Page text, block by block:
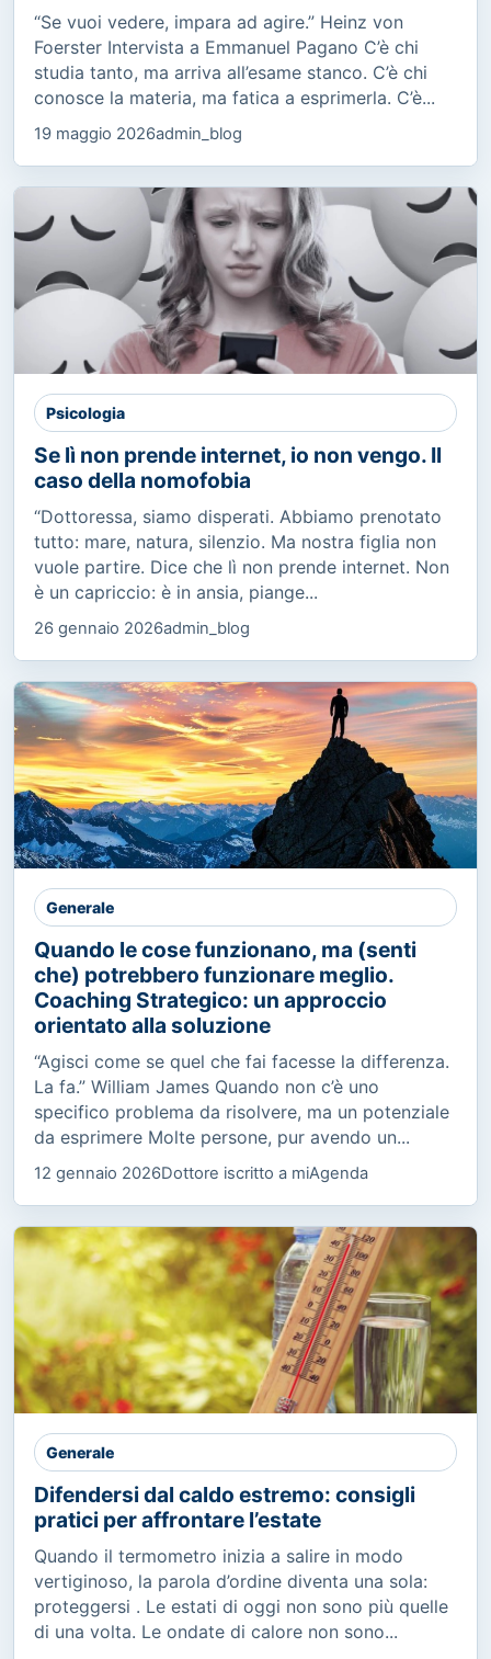
“Se vuoi vedere, impara ad agire.” Heinz von
Foerster Intervista a Emmanuel Pagano C’è chi
studia tanto, ma arriva all’esame stanco. C’è chi
conosce la materia, ma fatica a esprimerla. C’è...
19 maggio 2026admin_blog
Psicologia
Se lì non prende internet, io non vengo. Il
caso della nomofobia
“Dottoressa, siamo disperati. Abbiamo prenotato
tutto: mare, natura, silenzio. Ma nostra figlia non
vuole partire. Dice che lì non prende internet. Non
è un capriccio: è in ansia, piange...
26 gennaio 2026admin_blog
Generale
Quando le cose funzionano, ma (senti
che) potrebbero funzionare meglio.
Coaching Strategico: un approccio
orientato alla soluzione
“Agisci come se quel che fai facesse la differenza.
La fa.” William James Quando non c’è uno
specifico problema da risolvere, ma un potenziale
da esprimere Molte persone, pur avendo un...
12 gennaio 2026Dottore iscritto a miAgenda
Generale
Difendersi dal caldo estremo: consigli
pratici per affrontare l’estate
Quando il termometro inizia a salire in modo
vertiginoso, la parola d’ordine diventa una sola:
proteggersi . Le estati di oggi non sono più quelle
di una volta. Le ondate di calore non sono...